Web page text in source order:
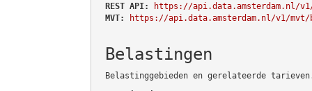
REST API:
https://api.data.amsterdam.nl/
MVT:
https://api.data.amsterdam.nl/v1/mvt/
Belastingen
Belastinggebieden en gerelateerde